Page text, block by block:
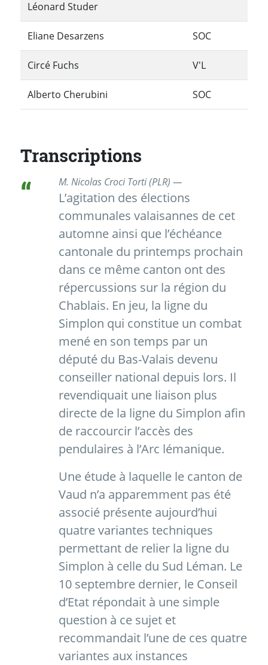
Léonard Studer
Eliane Desarzens SOC
Circé Fuchs V'L
Alberto Cherubini SOC
Transcriptions
M. Nicolas Croci Torti (PLR) —
L’agitation des élections
communales valaisannes de cet
automne ainsi que l’échéance
cantonale du printemps prochain
dans ce même canton ont des
répercussions sur la région du
Chablais. En jeu, la ligne du
Simplon qui constitue un combat
mené en son temps par un
député du Bas-Valais devenu
conseiller national depuis lors. Il
revendiquait une liaison plus
directe de la ligne du Simplon afin
de raccourcir l’accès des
pendulaires à l’Arc lémanique.
Une étude à laquelle le canton de
Vaud n’a apparemment pas été
associé présente aujourd’hui
quatre variantes techniques
permettant de relier la ligne du
Simplon à celle du Sud Léman. Le
10 septembre dernier, le Conseil
d’Etat répondait à une simple
question à ce sujet et
recommandait l’une de ces quatre
variantes aux instances